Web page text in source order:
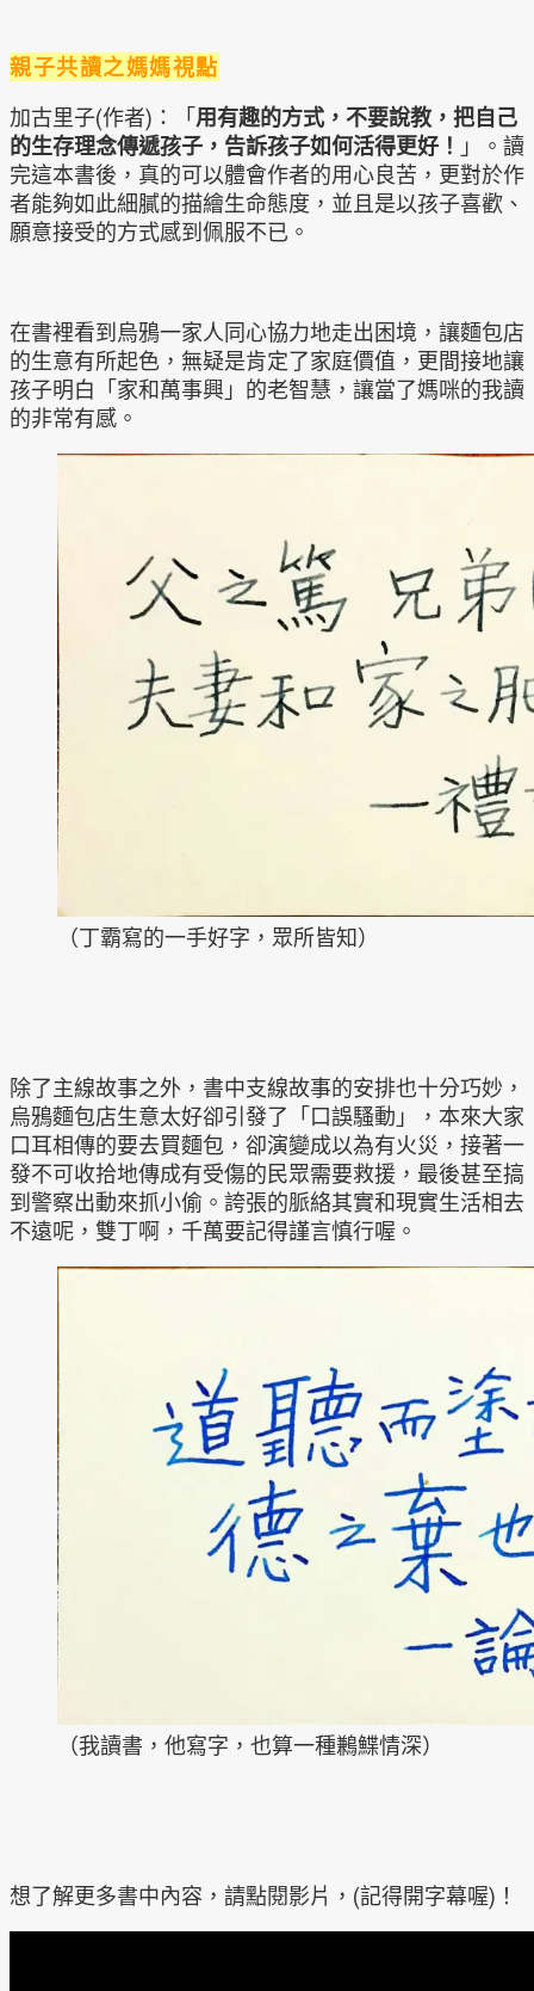
親子共讀之媽媽視點
加古里子(作者)：「用有趣的方式，不要說教，把自己
的生存理念傳遞孩子，告訴孩子如何活得更好！ 」。讀
完這本書後，真的可以體會作者的用心良苦，更對於作
者能夠如此細膩的描繪生命態度，並且是以孩子喜歡、
願意接受的方式感到佩服不已。
在書裡看到烏鴉一家人同心協力地走出困境，讓麵包店
的生意有所起色，無疑是肯定了家庭價值，更間接地讓
孩子明白「家和萬事興」的老智慧，讓當了媽咪的我讀
的非常有感。
（丁霸寫的一手好字，眾所皆知）
除了主線故事之外，書中支線故事的安排也十分巧妙，
烏鴉麵包店生意太好卻引發了「口誤騷動」，本來大家
口耳相傳的要去買麵包，卻演變成以為有火災，接著一
發不可收拾地傳成有受傷的民眾需要救援，最後甚至搞
到警察出動來抓小偷。誇張的脈絡其實和現實生活相去
不遠呢，雙丁啊，千萬要記得謹言慎行喔。
（我讀書，他寫字，也算一種鶼鰈情深）
想了解更多書中內容，請點閱影片，(記得開字幕喔)！